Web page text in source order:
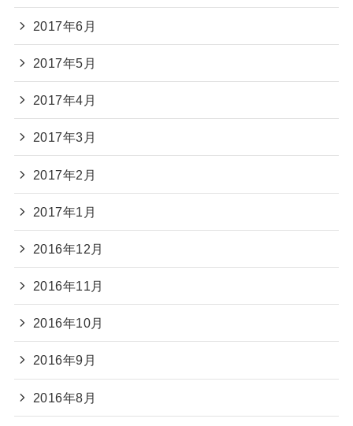
2017年6月
2017年5月
2017年4月
2017年3月
2017年2月
2017年1月
2016年12月
2016年11月
2016年10月
2016年9月
2016年8月